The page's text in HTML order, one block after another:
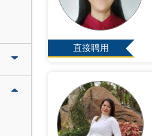
直接聘用